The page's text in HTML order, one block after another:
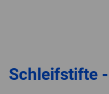
Schleifstifte